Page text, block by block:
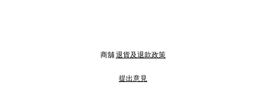
商舖退貨及退款政策
提出意見